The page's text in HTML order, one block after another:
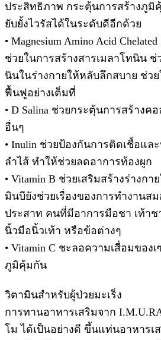
ประสิทธิภาพ กระตุ้นการสร้างภูมิ
ยับยั้งไวรัสได้ในระดับดีอีกด้วย
• Magnesium Amino Acid
ช่วยในการสร้างสารเมลาโทนิน
นินในร่างกายให้หลับลึกสบาย ช่วย
ฟื้นฟูอย่างเต็มที่
• D Salina ช่วยกระตุ้นการสร้างค
อื่นๆ
• Inulin ช่วยป้องกันการติดเชื้อแล
ลำไส้ ทำให้ช่วยลดอาการท้องผูก
• Vitamin B ช่วยเสริมสร้างร่างก
มินบียังช่วยเรื่องของการทำงานส
ประสาท คนที่มีอาการมือชา เท้าช
นิ้วมือนิ้วเท้า หรือข้อต่างๆ
• Vitamin C ชะลอความเสื่อมของ
ภูมิคุ้มกัน
วิตามินสำหรับผู้ป่วยมะเร็ง
การทานอาหารเสริมจาก
โม ได้เป็นอย่างดี ขึ้นแท่นอาหาร